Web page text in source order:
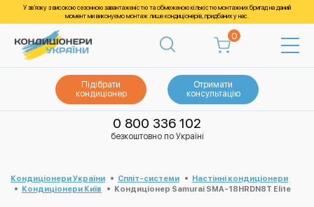
У зв’язку з високою сезонною завантаженістю та обмеженою кількістю монтажних бригад на даний
момент ми виконуємо монтаж лише кондиціонерів, придбаних у нас.
0
Підібрати
кондиціонер
Отримати
консультацію
0 800 336 102
безкоштовно по Україні
Кондиціонери України Спліт-системи
Настінні кондиціонери
Кондиціонери Київ
Кондиціонер Samurai SMA-18HRDN8T Elite